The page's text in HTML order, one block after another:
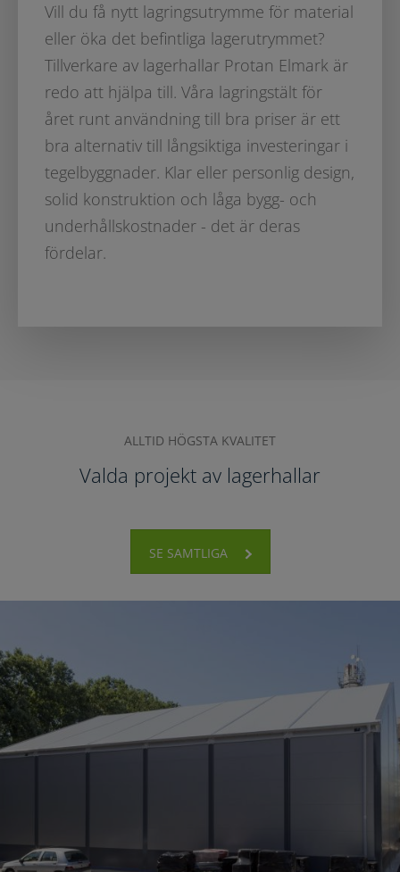
Vill du få nytt lagringsutrymme för material
eller öka det befintliga lagerutrymmet?
Tillverkare av lagerhallar Protan Elmark är
redo att hjälpa till. Våra lagringstält för
året runt användning till bra priser är ett
bra alternativ till långsiktiga investeringar i
tegelbyggnader. Klar eller personlig design,
solid konstruktion och låga bygg- och
underhållskostnader - det är deras
fördelar.
ALLTID HÖGSTA KVALITET
Valda projekt av lagerhallar
SE SAMTLIGA